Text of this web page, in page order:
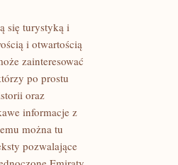
się turystyką i
i otwartością
zainteresować
po prostu
oraz
informacje z
można tu
pozwalające